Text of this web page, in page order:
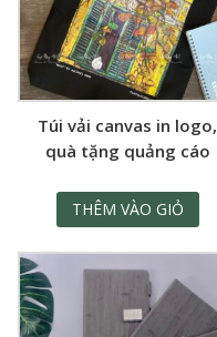
Túi vải canvas in logo,
quà tặng quảng cáo
THÊM VÀO GIỎ